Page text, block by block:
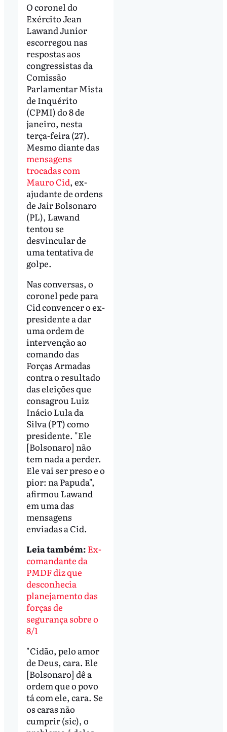
O coronel do
Exército Jean
Lawand Junior
escorregou nas
respostas aos
congressistas da
Comissão
Parlamentar Mista
de Inquérito
(CPMI) do 8 de
janeiro, nesta
terça-feira (27).
Mesmo diante das
mensagens
trocadas com
Mauro Cid, ex-
ajudante de ordens
de Jair Bolsonaro
(PL), Lawand
tentou se
desvincular de
uma tentativa de
golpe.
Nas conversas, o
coronel pede para
Cid convencer o ex-
presidente a dar
uma ordem de
intervenção ao
comando das
Forças Armadas
contra o resultado
das eleições que
consagrou Luiz
Inácio Lula da
Silva (PT) como
presidente. "Ele
[Bolsonaro] não
tem nada a perder.
Ele vai ser preso e o
pior: na Papuda",
afirmou Lawand
em uma das
mensagens
enviadas a Cid.
Leia também: Ex-
comandante da
PMDF diz que
desconhecia
planejamento das
forças de
segurança sobre o
8/1
"Cidão, pelo amor
de Deus, cara. Ele
[Bolsonaro] dê a
ordem que o povo
tá com ele, cara. Se
os caras não
cumprir (sic), o